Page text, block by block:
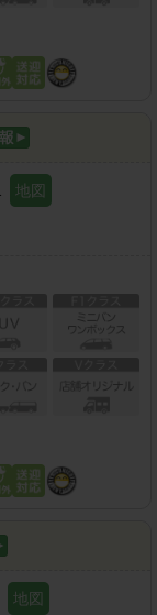
地図
地図